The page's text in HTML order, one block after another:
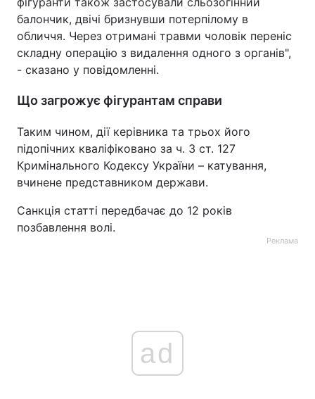
балончик, двічі бризнувши потерпілому в
обличчя. Через отримані травми чоловік переніс
складну операцію з видалення одного з органів",
- сказано у повідомленні.
Що загрожує фігурантам справи
Таким чином, дії керівника та трьох його
підопічних кваліфіковано за ч. 3 ст. 127
Кримінального Кодексу України – катування,
вчинене представником держави.
Санкція статті передбачає до 12 років
позбавлення волі.
Реклама
ad